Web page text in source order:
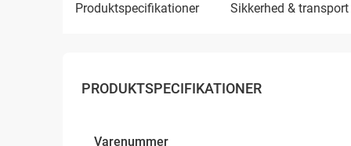
produktspecifikationer sikkerhed & transport
PRODUKTSPECIFIKATIONER
Varenummer